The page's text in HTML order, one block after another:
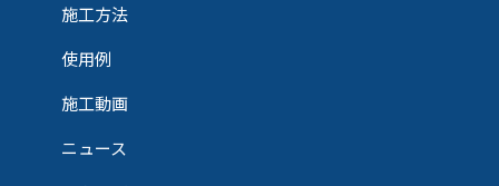
施工方法
使用例
施工動画
ニュース